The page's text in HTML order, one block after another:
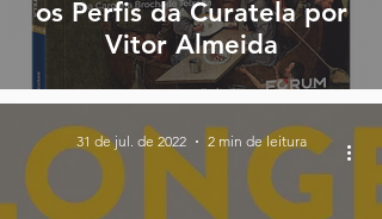
os Perfis da Curatela por
Vitor Almeida
31 de jul. de 2022 2 min de leitura